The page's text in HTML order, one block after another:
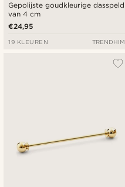
Gepolijste goudkleurige dasspeld
van 4 cm
€24,95
19 KLEUREN TRENDHIM